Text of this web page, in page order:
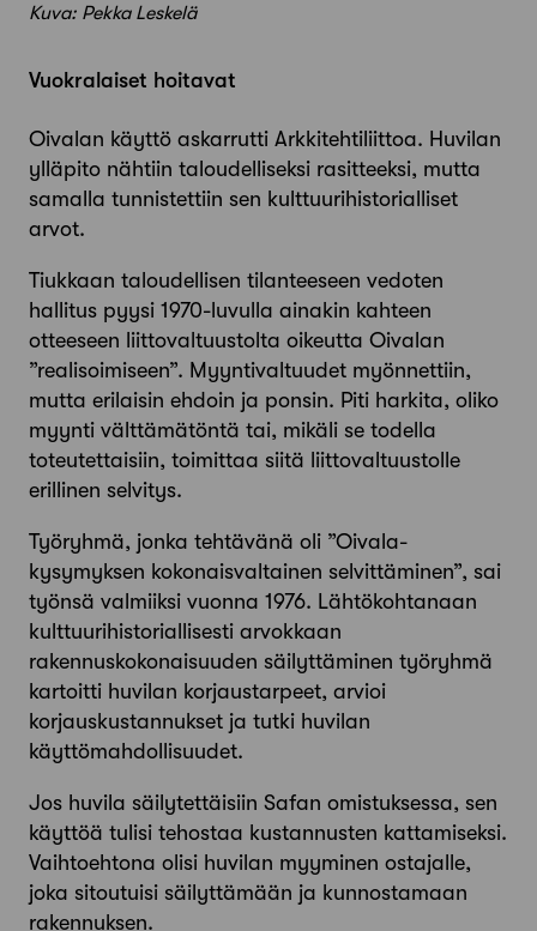
Kuva: Pekka Leskelä
Vuokralaiset hoitavat
Oivalan käyttö askarrutti Arkkitehtiliittoa. Huvilan
ylläpito nähtiin taloudelliseksi rasitteeksi, mutta
samalla tunnistettiin sen kulttuurihistorialliset
arvot.
Tiukkaan taloudellisen tilanteeseen vedoten
hallitus pyysi 1970-luvulla ainakin kahteen
otteeseen liittovaltuustolta oikeutta Oivalan
”realisoimiseen”. Myyntivaltuudet myönnettiin,
mutta erilaisin ehdoin ja ponsin. Piti harkita, oliko
myynti välttämätöntä tai, mikäli se todella
toteutettaisiin, toimittaa siitä liittovaltuustolle
erillinen selvitys.
Työryhmä, jonka tehtävänä oli ”Oivala-
kysymyksen kokonaisvaltainen selvittäminen”, sai
työnsä valmiiksi vuonna 1976. Lähtökohtanaan
kulttuurihistoriallisesti arvokkaan
rakennuskokonaisuuden säilyttäminen työryhmä
kartoitti huvilan korjaustarpeet, arvioi
korjauskustannukset ja tutki huvilan
käyttömahdollisuudet.
Jos huvila säilytettäisiin Safan omistuksessa, sen
käyttöä tulisi tehostaa kustannusten kattamiseksi.
Vaihtoehtona olisi huvilan myyminen ostajalle,
joka sitoutuisi säilyttämään ja kunnostamaan
rakennuksen.